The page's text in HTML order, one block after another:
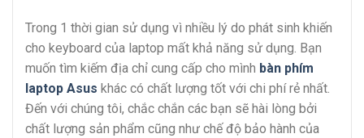
Trong 1 thời gian sử dụng vì nhiều lý do phát sinh khiến
cho keyboard của laptop mất khả năng sử dụng. Bạn
muốn tìm kiếm địa chỉ cung cấp cho mình bàn phím
laptop Asus khác có chất lượng tốt với chi phí rẻ nhất.
Đến với chúng tôi, chắc chắn các bạn sẽ hài lòng bởi
chất lượng sản phẩm cũng như chế độ bảo hành của